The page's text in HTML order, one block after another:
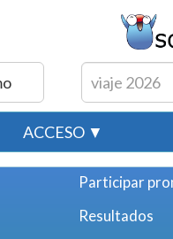
ACCESO ▼
Participar
Resultados